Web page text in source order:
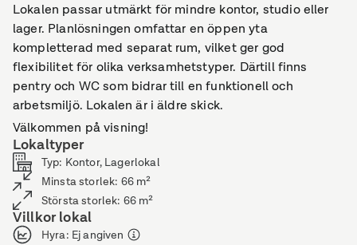
Lokalen passar utmärkt för mindre kontor, studio eller
lager. Planlösningen omfattar en öppen yta
kompletterad med separat rum, vilket ger god
flexibilitet för olika verksamhetstyper. Därtill finns
pentry och WC som bidrar till en funktionell och
arbetsmiljö. Lokalen är i äldre skick.
Välkommen på visning!
Lokaltyper
Typ: Kontor, Lagerlokal
Minsta storlek: 66m²
Största storlek: 66 m²
Villkor lokal
Hyra: Ej angiven